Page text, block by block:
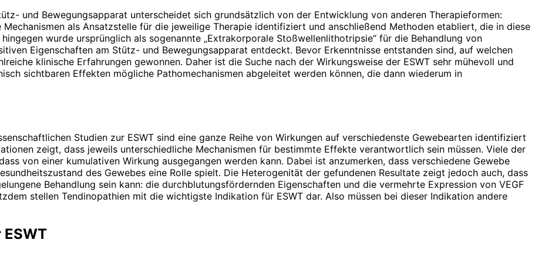
und Bewegungsapparat unterscheidet sich grundsätzlich von der Entwicklung von anderen Therapieformen:
als Ansatzstelle für die jeweilige Therapie identifiziert und anschließend Methoden etabliert, die in diese
wurde ursprünglich als sogenannte „Extrakorporale Stoßwellenlithotripsie“ für die Behandlung von
Eigenschaften am Stütz- und Bewegungsapparat entdeckt. Bevor Erkenntnisse entstanden sind, auf welchen
klinische Erfahrungen gewonnen. Daher ist die Suche nach der Wirkungsweise der ESWT sehr mühevoll und
sichtbaren Effekten mögliche Pathomechanismen abgeleitet werden können, die dann wiederum in
Studien zur ESWT sind eine ganze Reihe von Wirkungen auf verschiedenste Gewebearten identifiziert
zeigt, dass jeweils unterschiedliche Mechanismen für bestimmte Effekte verantwortlich sein müssen. Viele der
von einer kumulativen Wirkung ausgegangen werden kann. Dabei ist anzumerken, dass verschiedene Gewebe
des Gewebes eine Rolle spielt. Die Heterogenität der gefundenen Resultate zeigt jedoch auch, dass
Behandlung sein kann: die durchblutungsfördernden Eigenschaften und die vermehrte Expression von VEGF
stellen Tendinopathien mit die wichtigste Indikation für ESWT dar. Also müssen bei dieser Indikation andere